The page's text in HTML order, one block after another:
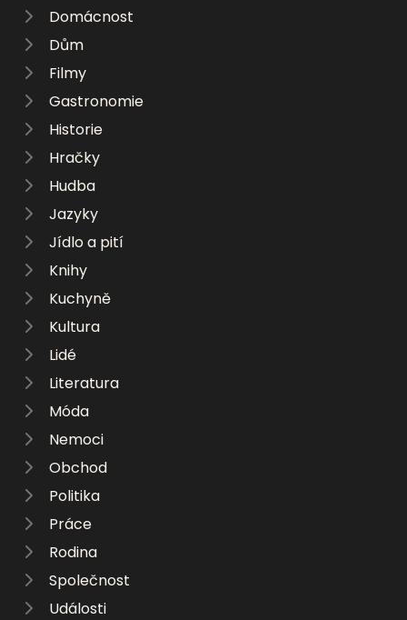
Domácnost
Dům
Filmy
Gastronomie
Historie
Hračky
Hudba
Jazyky
Jídlo a pití
Knihy
Kuchyně
Kultura
Lidé
Literatura
Móda
Nemoci
Obchod
Politika
Práce
Rodina
Společnost
Události